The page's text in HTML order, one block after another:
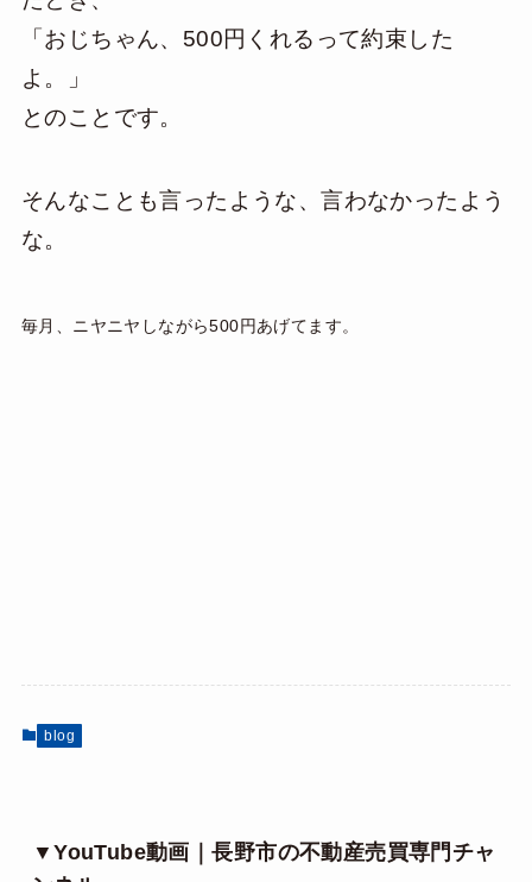
「おじちゃん、500円くれるって約束した
よ。」
とのことです。
そんなことも言ったような、言わなかったよう
な。
毎月、ニヤニヤしながら500円あげてます。
blog
▼YouTube動画｜長野市の不動産売買専門チャ